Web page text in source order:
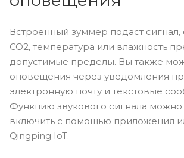
Встроенный зуммер подаст сигнал,
CO2, температура или влажность
допустимые пределы. Вы также
оповещения через уведомления
электронную почту и текстовые
Функцию звукового сигнала можно
включить с помощью приложения
Qingping IoT.